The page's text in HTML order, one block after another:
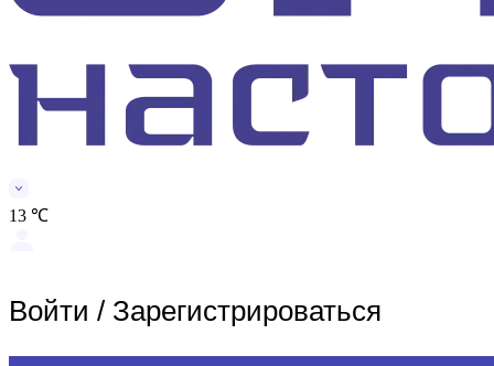
13 ℃
Войти / Зарегистрироваться